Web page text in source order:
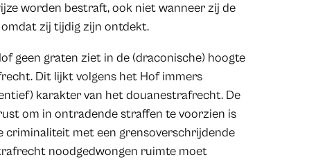
worden bestraft, ook niet wanneer zij de
zij tijdig zijn ontdekt.
geen graten ziet in de (draconische) hoogte
Dit lijkt volgens het Hof immers
karakter van het douanestrafrecht. De
om in ontradende straffen te voorzien is
criminaliteit met een grensoverschrijdende
noodgedwongen ruimte moet